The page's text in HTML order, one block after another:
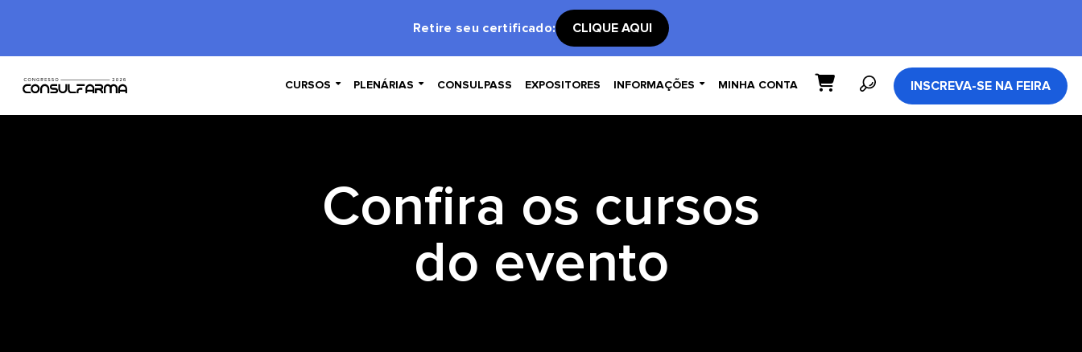
Retire seu certificado: CLIQUE AQUI
CURSOS  PLENÁRIAS  CONSULPASS EXPOSITORES INFORMAÇÕES  MINHA CONTA INSCREVA-SE NA FEIRA
Confira os cursos
do evento